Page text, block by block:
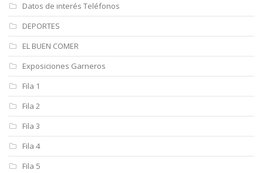
Datos de interés Teléfonos
DEPORTES
EL BUEN COMER
Exposiciones Garneros
Fila 1
Fila 2
Fila 3
Fila 4
Fila 5